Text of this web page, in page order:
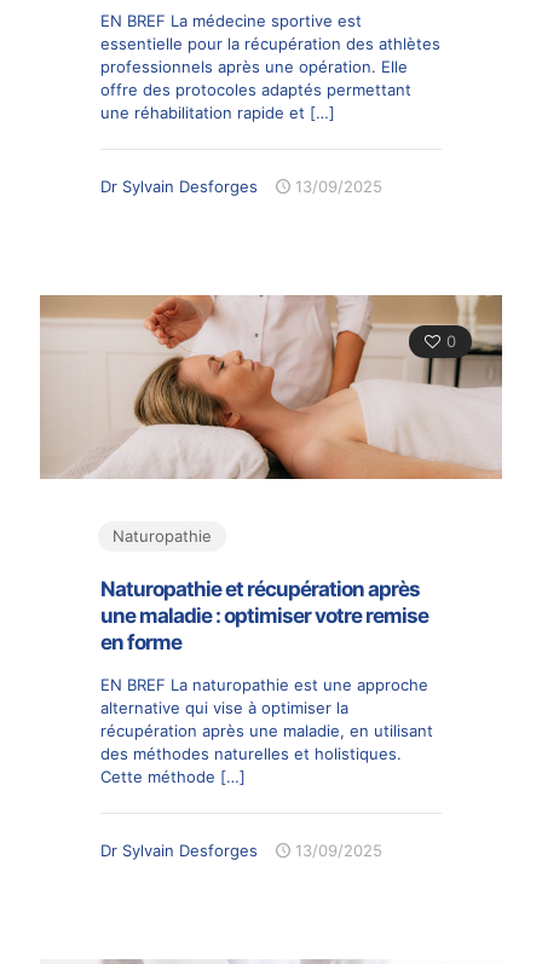
EN BREF La médecine sportive est
essentielle pour la récupération des athlètes
professionnels après une opération. Elle
offre des protocoles adaptés permettant
une réhabilitation rapide et […]
Dr Sylvain Desforges 13/09/2025
0
Naturopathie
Naturopathie et récupération après
une maladie : optimiser votre remise
en forme
EN BREF La naturopathie est une approche
alternative qui vise à optimiser la
récupération après une maladie, en utilisant
des méthodes naturelles et holistiques.
Cette méthode […]
Dr Sylvain Desforges 13/09/2025